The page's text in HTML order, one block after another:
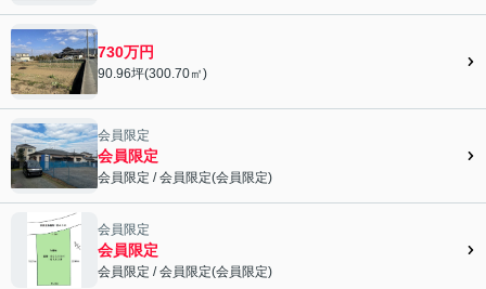
730万円
90.96坪(300.70㎡)
会員限定">
会員限定
会員限定
会員限定 /会員限定(会員限定)
会員限定
会員限定
会員限定 /会員限定(会員限定)